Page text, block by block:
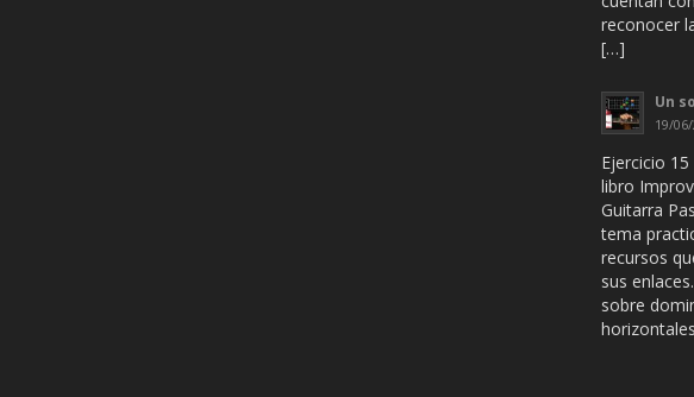
reconocer
[…]
Un
19/
Ejercicio
libro
Guitarra
tema
recursos
sus
sobre